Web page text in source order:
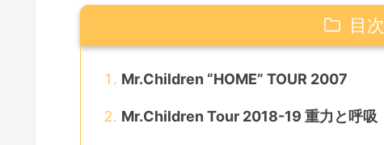
目次
Mr.Children “HOME” TOUR 2007
Mr.Children Tour 2018-19 重力と呼吸